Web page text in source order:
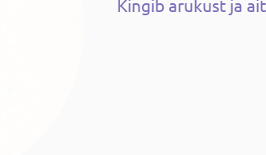
Kingib arukust ja